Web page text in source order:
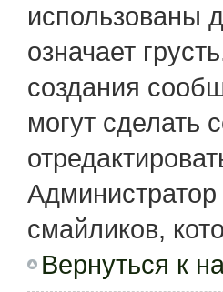
использованы
означает
создания
могут сделать
смайликов,
Вернуться к